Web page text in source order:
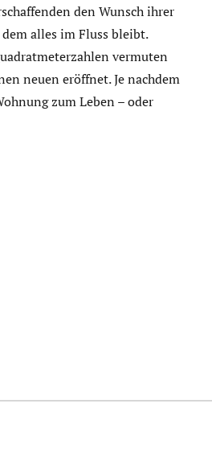
den Wunsch ihrer
alles im Fluss bleibt.
vermuten
neuen eröffnet. Je nachdem
zum Leben – oder